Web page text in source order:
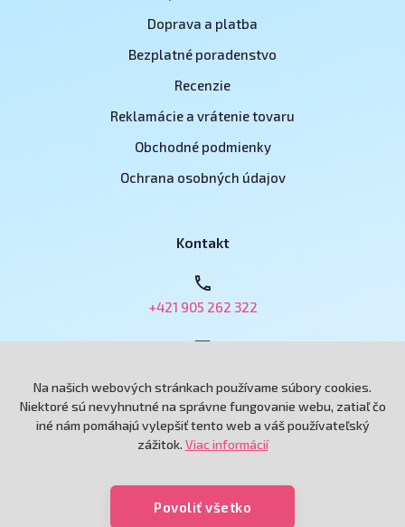
Doprava a platba
Bezplatné poradenstvo
Recenzie
Reklamácie a vrátenie tovaru
Obchodné podmienky
Ochrana osobných údajov
Kontakt
+421 905 262 322
Grand Royal, spol. s r.o.
Andreja Hlinku 6433/115
Na našich webových stránkach používame súbory cookies.
Niektoré sú nevyhnutné na správne fungovanie webu, zatiaľ čo
iné nám pomáhajú vylepšiť tento web a váš používateľský
zážitok. Viac informácií
Povoliť všetko